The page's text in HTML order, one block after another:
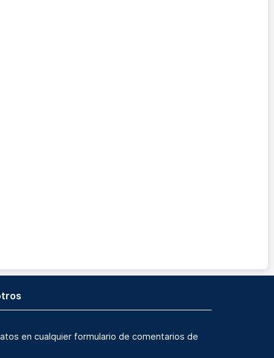
en cualquier formulario de comentarios de